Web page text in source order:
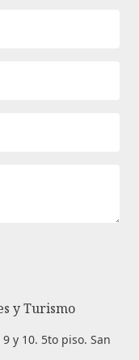
y Turismo
y 10. 5to piso. San